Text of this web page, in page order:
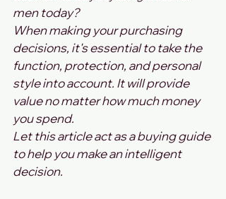
men today?
When making your purchasing
decisions, it's essential to take the
function, protection, and personal
style into account. It will provide
value no matter how much money
you spend.
Let this article act as a buying guide
to help you make an intelligent
decision.